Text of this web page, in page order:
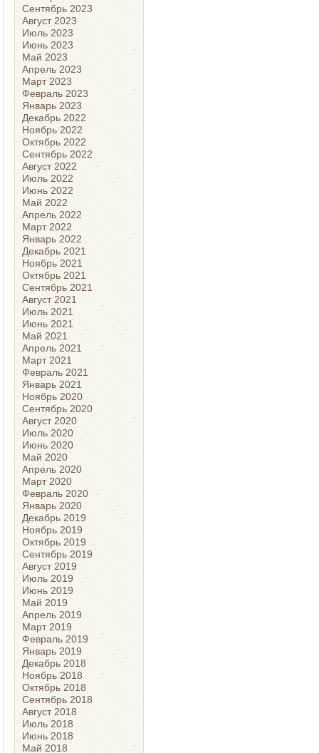
Сентябрь 2023
Август 2023
Июль 2023
Июнь 2023
Май 2023
Апрель 2023
Март 2023
Февраль 2023
Январь 2023
Декабрь 2022
Ноябрь 2022
Октябрь 2022
Сентябрь 2022
Август 2022
Июль 2022
Июнь 2022
Май 2022
Апрель 2022
Март 2022
Январь 2022
Декабрь 2021
Ноябрь 2021
Октябрь 2021
Сентябрь 2021
Август 2021
Июль 2021
Июнь 2021
Май 2021
Апрель 2021
Март 2021
Февраль 2021
Январь 2021
Ноябрь 2020
Сентябрь 2020
Август 2020
Июль 2020
Июнь 2020
Май 2020
Апрель 2020
Март 2020
Февраль 2020
Январь 2020
Декабрь 2019
Ноябрь 2019
Октябрь 2019
Сентябрь 2019
Август 2019
Июль 2019
Июнь 2019
Май 2019
Апрель 2019
Март 2019
Февраль 2019
Январь 2019
Декабрь 2018
Ноябрь 2018
Октябрь 2018
Сентябрь 2018
Август 2018
Июль 2018
Июнь 2018
Май 2018